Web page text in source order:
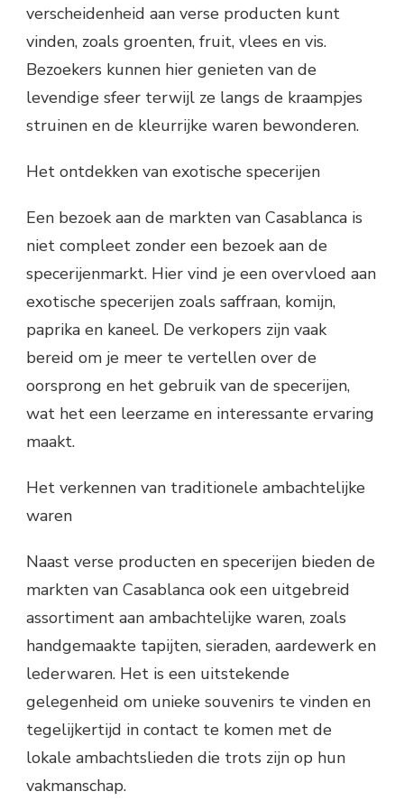
verscheidenheid aan verse producten kunt
vinden, zoals groenten, fruit, vlees en vis.
Bezoekers kunnen hier genieten van de
levendige sfeer terwijl ze langs de kraampjes
struinen en de kleurrijke waren bewonderen.
Het ontdekken van exotische specerijen
Een bezoek aan de markten van Casablanca is
niet compleet zonder een bezoek aan de
specerijenmarkt. Hier vind je een overvloed aan
exotische specerijen zoals saffraan, komijn,
paprika en kaneel. De verkopers zijn vaak
bereid om je meer te vertellen over de
oorsprong en het gebruik van de specerijen,
wat het een leerzame en interessante ervaring
maakt.
Het verkennen van traditionele ambachtelijke
waren
Naast verse producten en specerijen bieden de
markten van Casablanca ook een uitgebreid
assortiment aan ambachtelijke waren, zoals
handgemaakte tapijten, sieraden, aardewerk en
lederwaren. Het is een uitstekende
gelegenheid om unieke souvenirs te vinden en
tegelijkertijd in contact te komen met de
lokale ambachtslieden die trots zijn op hun
vakmanschap.